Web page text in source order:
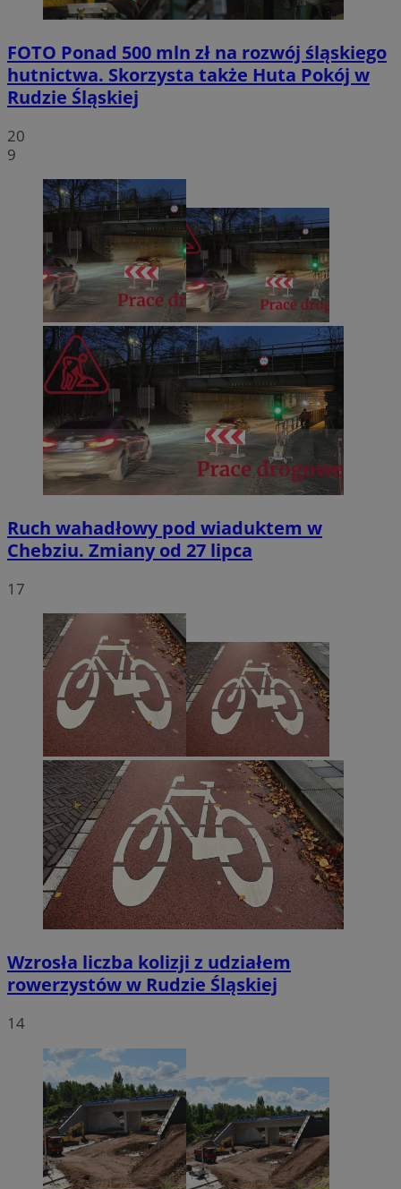
FOTO Ponad 500 mln zł na rozwój śląskiego
hutnictwa. Skorzysta także Huta Pokój w
Rudzie Śląskiej
20
9
Ruch wahadłowy pod wiaduktem w
Chebziu. Zmiany od 27 lipca
17
Wzrosła liczba kolizji z udziałem
rowerzystów w Rudzie Śląskiej
14